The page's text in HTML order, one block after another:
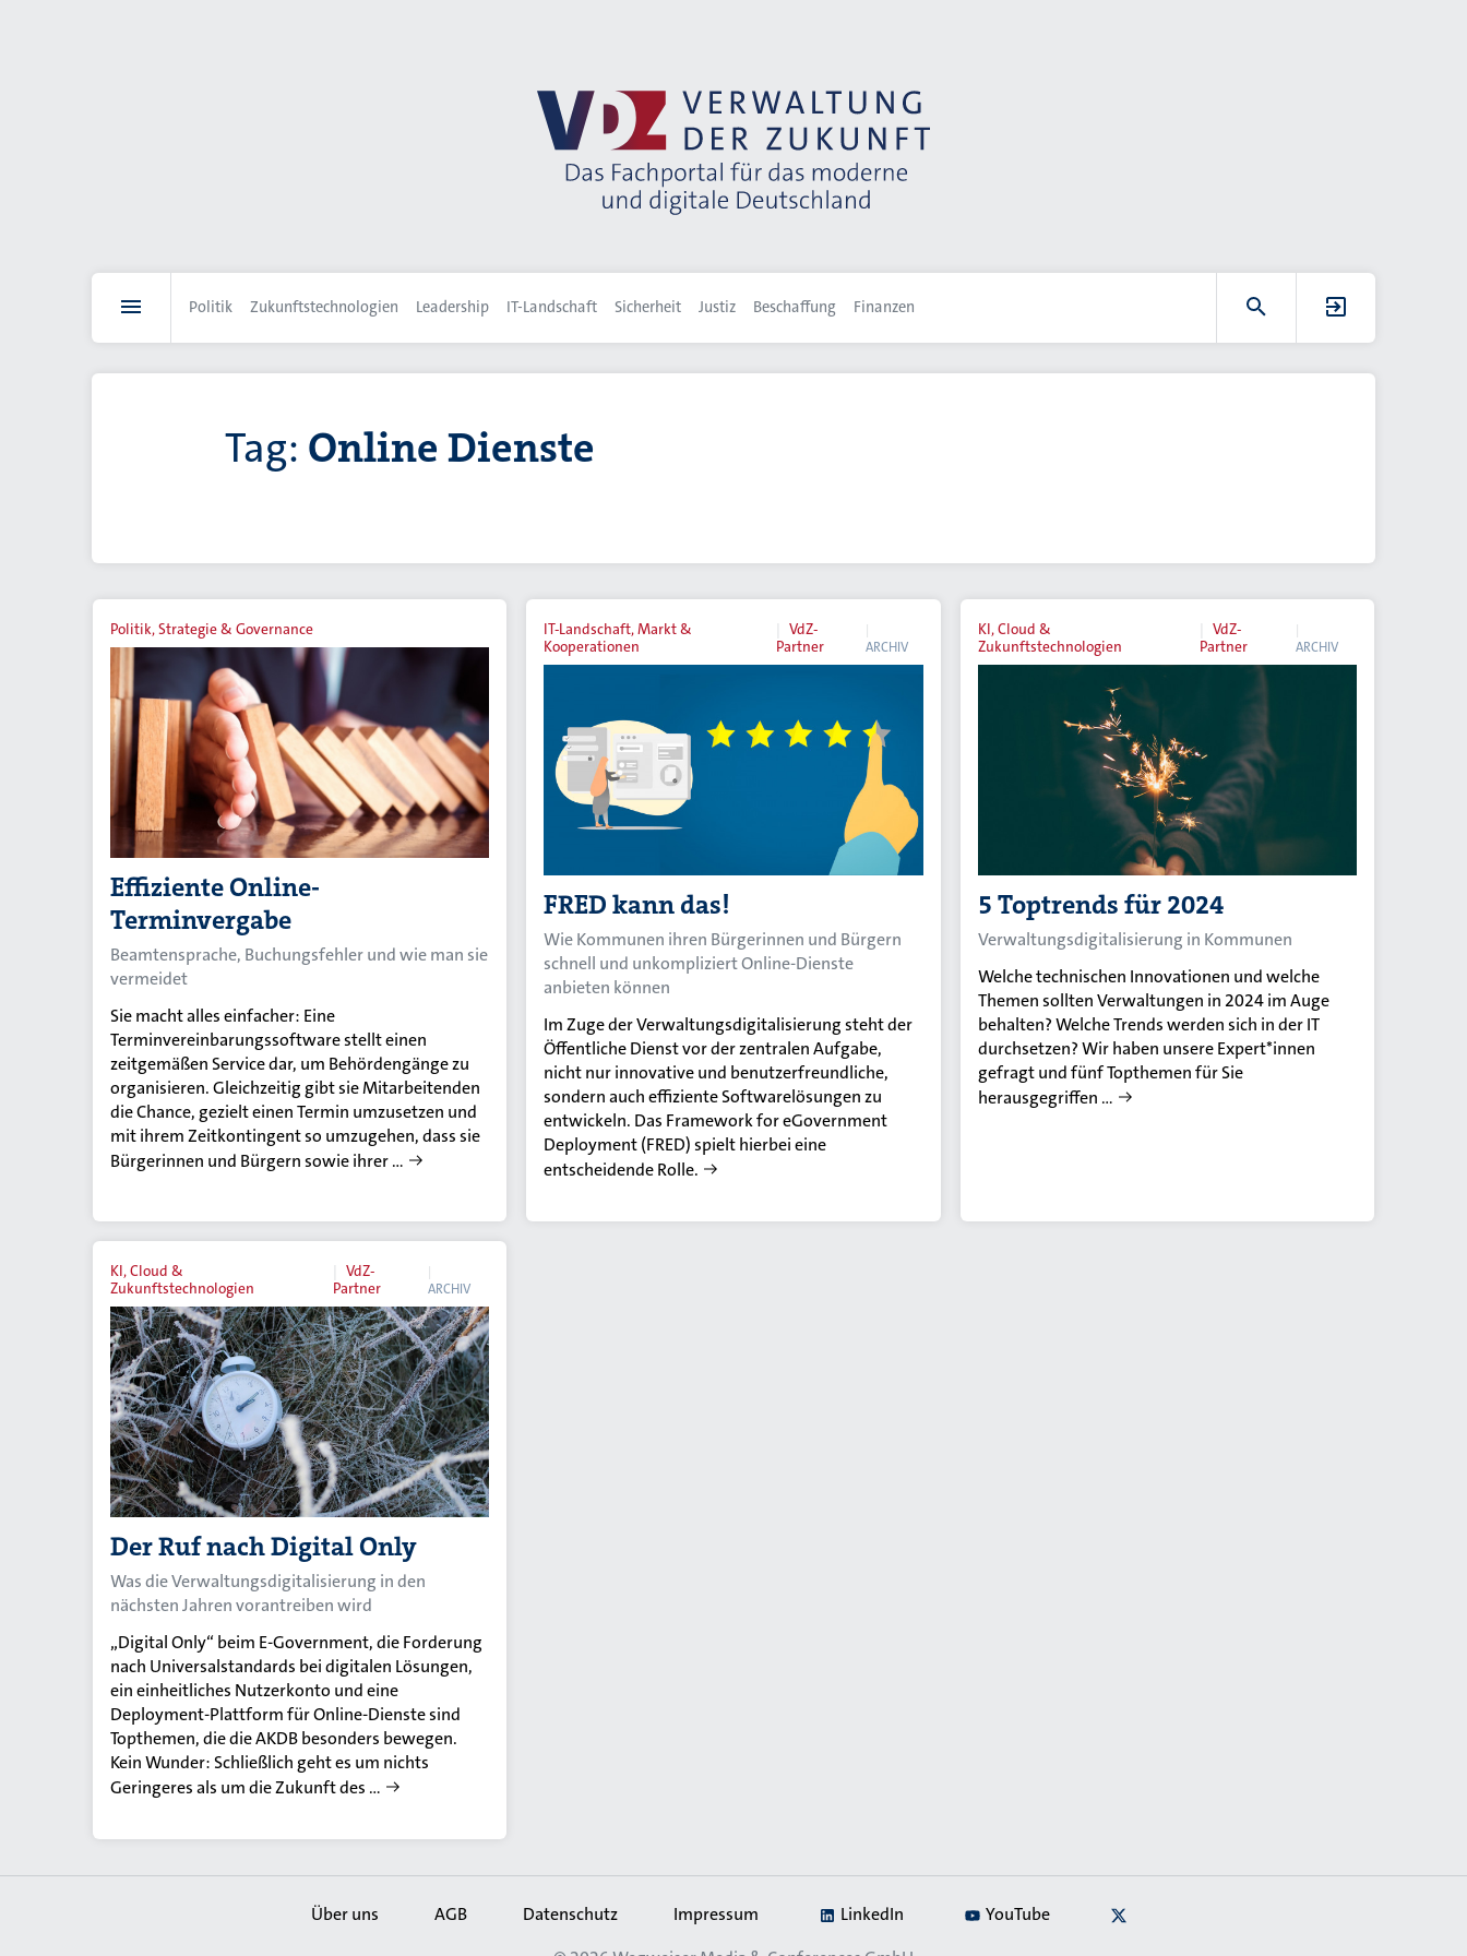
Politik Zukunftstechnologien Leadership IT-Landschaft Sicherheit Justiz Beschaffung Finanzen
Tag: Online Dienste
Politik, Strategie & Governance
Effiziente Online-
Terminvergabe
Beamtensprache, Buchungsfehler und wie man sie
vermeidet
Sie macht alles einfacher: Eine
Terminvereinbarungssoftware stellt einen
zeitgemäßen Service dar, um Behördengänge zu
organisieren. Gleichzeitig gibt sie Mitarbeitenden
die Chance, gezielt einen Termin umzusetzen und
mit ihrem Zeitkontingent so umzugehen, dass sie
Bürgerinnen und Bürgern sowie ihrer …
IT-Landschaft, Markt &
Kooperationen
VdZ-
Partner
ARCHIV
FRED kann das!
Wie Kommunen ihren Bürgerinnen und Bürgern
schnell und unkompliziert Online-Dienste
anbieten können
Im Zuge der Verwaltungsdigitalisierung steht der
Öffentliche Dienst vor der zentralen Aufgabe,
nicht nur innovative und benutzerfreundliche,
sondern auch effiziente Softwarelösungen zu
entwickeln. Das Framework for eGovernment
Deployment (FRED) spielt hierbei eine
entscheidende Rolle.
KI, Cloud &
Zukunftstechnologien
VdZ-
Partner
ARCHIV
5 Toptrends für 2024
Verwaltungsdigitalisierung in Kommunen
Welche technischen Innovationen und welche
Themen sollten Verwaltungen in 2024 im Auge
behalten? Welche Trends werden sich in der IT
durchsetzen? Wir haben unsere Expert*innen
gefragt und fünf Topthemen für Sie
herausgegriffen …
KI, Cloud &
Zukunftstechnologien
VdZ-
Partner
ARCHIV
Der Ruf nach Digital Only
Was die Verwaltungsdigitalisierung in den
nächsten Jahren vorantreiben wird
„Digital Only“ beim E-Government, die Forderung
nach Universalstandards bei digitalen Lösungen,
ein einheitliches Nutzerkonto und eine
Deployment-Plattform für Online-Dienste sind
Topthemen, die die AKDB besonders bewegen.
Kein Wunder: Schließlich geht es um nichts
Geringeres als um die Zukunft des …
Über uns AGB Datenschutz Impressum LinkedIn YouTube